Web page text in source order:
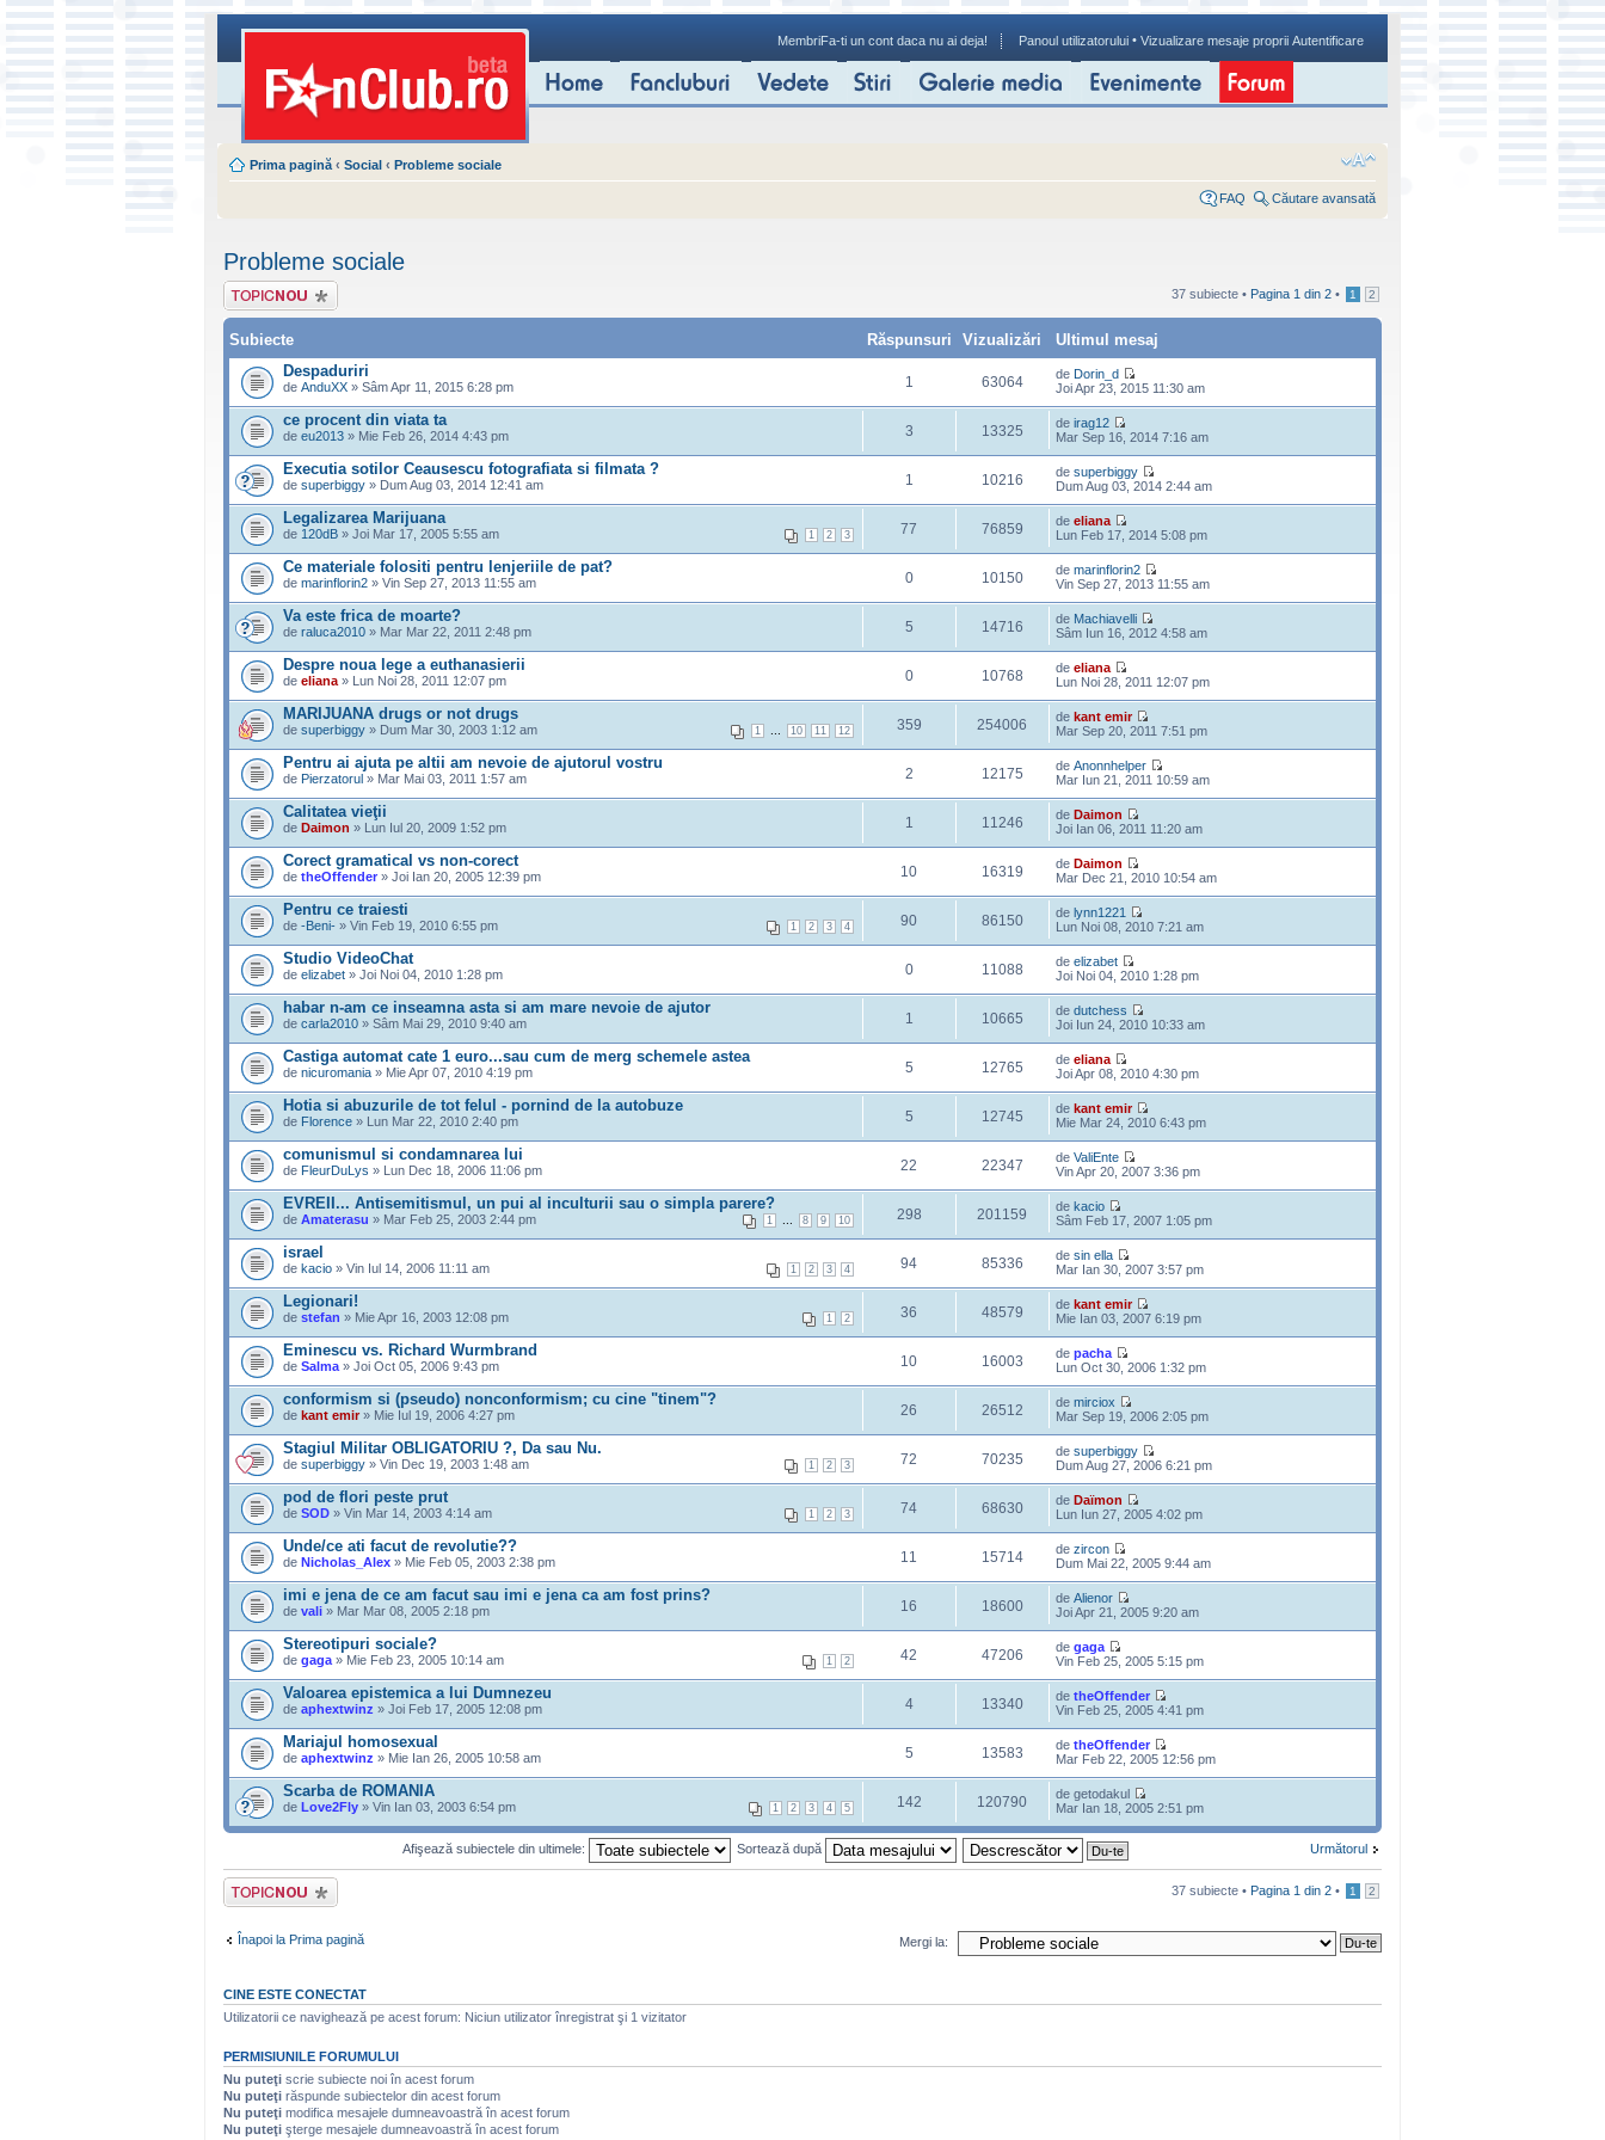
MembriFa-ti un cont daca nu ai deja! Panoul utilizatorului • Vizualizare mesaje proprii Autentificare
Prima pagină ‹ Social ‹ Probleme sociale
FAQ Căutare avansată
Probleme sociale
Scrie un subiect
nou
37 subiecte • Pagina 1 din 2 • 1 2
Subiecte Răspunsuri Vizualizări
Ultimul mesaj
Despaduriri
de AnduXX » Sâm Apr 11, 2015 6:28 pm 1 63064 de Dorin_d
Joi Apr 23, 2015 11:30 am
ce procent din viata ta
de eu2013 » Mie Feb 26, 2014 4:43 pm 3 13325 de irag12
Mar Sep 16, 2014 7:16 am
Executia sotilor Ceausescu fotografiata si filmata ?
de superbiggy » Dum Aug 03, 2014 12:41 am 1 10216 de superbiggy
Dum Aug 03, 2014 2:44 am
Legalizarea Marijuana
1 2 3
de 120dB » Joi Mar 17, 2005 5:55 am 77 76859 de eliana
Lun Feb 17, 2014 5:08 pm
Ce materiale folositi pentru lenjeriile de pat?
de marinflorin2 » Vin Sep 27, 2013 11:55 am 0 10150 de marinflorin2
Vin Sep 27, 2013 11:55 am
Va este frica de moarte?
de raluca2010 » Mar Mar 22, 2011 2:48 pm 5 14716 de Machiavelli
Sâm Iun 16, 2012 4:58 am
Despre noua lege a euthanasierii
de eliana » Lun Noi 28, 2011 12:07 pm 0 10768 de eliana
Lun Noi 28, 2011 12:07 pm
MARIJUANA drugs or not drugs
1 10 11 12
de superbiggy » Dum Mar 30, 2003 1:12 am 359 254006 de kant emir
Mar Sep 20, 2011 7:51 pm
Pentru ai ajuta pe altii am nevoie de ajutorul vostru
de Pierzatorul » Mar Mai 03, 2011 1:57 am 2 12175 de Anonnhelper
Mar Iun 21, 2011 10:59 am
Calitatea vieţii
de Daimon » Lun Iul 20, 2009 1:52 pm 1 11246 de Daimon
Joi Ian 06, 2011 11:20 am
Corect gramatical vs non-corect
de theOffender » Joi Ian 20, 2005 12:39 pm 10 16319 de Daimon
Mar Dec 21, 2010 10:54 am
Pentru ce traiesti
1 2 3 4
de -Beni- » Vin Feb 19, 2010 6:55 pm 90 86150 de lynn1221
Lun Noi 08, 2010 7:21 am
Studio VideoChat
de elizabet » Joi Noi 04, 2010 1:28 pm 0 11088 de elizabet
Joi Noi 04, 2010 1:28 pm
habar n-am ce inseamna asta si am mare nevoie de ajutor
de carla2010 » Sâm Mai 29, 2010 9:40 am 1 10665 de dutchess
Joi Iun 24, 2010 10:33 am
Castiga automat cate 1 euro...sau cum de merg schemele astea
de nicuromania » Mie Apr 07, 2010 4:19 pm 5 12765 de eliana
Joi Apr 08, 2010 4:30 pm
Hotia si abuzurile de tot felul - pornind de la autobuze
de Florence » Lun Mar 22, 2010 2:40 pm 5 12745 de kant emir
Mie Mar 24, 2010 6:43 pm
comunismul si condamnarea lui
de FleurDuLys » Lun Dec 18, 2006 11:06 pm 22 22347 de ValiEnte
Vin Apr 20, 2007 3:36 pm
EVREII... Antisemitismul, un pui al inculturii sau o simpla parere?
1 8 9 10
de Amaterasu » Mar Feb 25, 2003 2:44 pm 298 201159 de kacio
Sâm Feb 17, 2007 1:05 pm
israel
1 2 3 4
de kacio » Vin Iul 14, 2006 11:11 am 94 85336 de sin ella
Mar Ian 30, 2007 3:57 pm
Legionari!
1 2
de stefan » Mie Apr 16, 2003 12:08 pm 36 48579 de kant emir
Mie Ian 03, 2007 6:19 pm
Eminescu vs. Richard Wurmbrand
de Salma » Joi Oct 05, 2006 9:43 pm 10 16003 de pacha
Lun Oct 30, 2006 1:32 pm
conformism si (pseudo) nonconformism; cu cine "tinem"?
de kant emir» Mie Iul 19, 2006 4:27 pm 26 26512 de mirciox
Mar Sep 19, 2006 2:05 pm
Stagiul Militar OBLIGATORIU ?, Da sau Nu.
1 2 3
de superbiggy » Vin Dec 19, 2003 1:48 am 72 70235 de superbiggy
Dum Aug 27, 2006 6:21 pm
pod de flori peste prut
1 2 3
de SOD » Vin Mar 14, 2003 4:14 am 74 68630 de Daïmon
Lun Iun 27, 2005 4:02 pm
Unde/ce ati facut de revolutie??
de Nicholas_Alex » Mie Feb 05, 2003 2:38 pm 11 15714 de zircon
Dum Mai 22, 2005 9:44 am
imi e jena de ce am facut sau imi e jena ca am fost prins?
de vali » Mar Mar 08, 2005 2:18 pm 16 18600 de Alienor
Joi Apr 21, 2005 9:20 am
Stereotipuri sociale?
1 2
de gaga » Mie Feb 23, 2005 10:14 am 42 47206 de gaga
Vin Feb 25, 2005 5:15 pm
Valoarea epistemica a lui Dumnezeu
de aphextwinz » Joi Feb 17, 2005 12:08 pm 4 13340 de theOffender
Vin Feb 25, 2005 4:41 pm
Mariajul homosexual
de aphextwinz » Mie Ian 26, 2005 10:58 am 5 13583 de theOffender
Mar Feb 22, 2005 12:56 pm
Scarba de ROMANIA
1 2 3 4 5
de Love2Fly » Vin Ian 03, 2003 6:54 pm 142 120790
de getodakul
Mar Ian 18, 2005 2:51 pm
Următorul
Afişează subiectele din ultimele: Sortează după
Scrie un subiect
nou
37 subiecte • Pagina 1 din 2 • 1 2
Înapoi la Prima pagină Mergi la:
CINE ESTE CONECTAT
Utilizatorii ce navighează pe acest forum: Niciun utilizator înregistrat şi 1 vizitator
PERMISIUNILE FORUMULUI
Nu puteţi scrie subiecte noi în acest forum
Nu puteţi răspunde subiectelor din acest forum
Nu puteţi modifica mesajele dumneavoastră în acest forum
Nu puteţi şterge mesajele dumneavoastră în acest forum